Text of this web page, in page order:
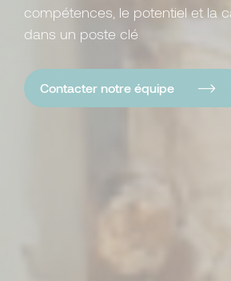
compétences, le potentiel et la
dans un poste clé
Contacter notre équipe